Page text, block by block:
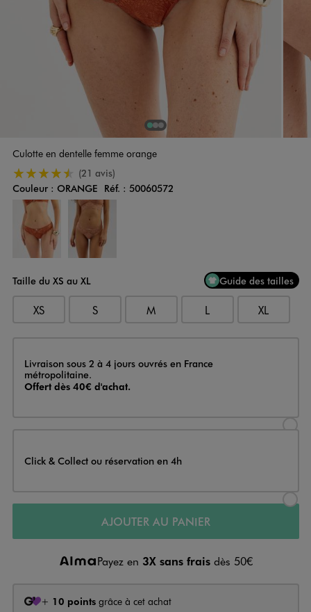
1Sur 3
2Sur 3
3 Sur 3
Culotte en dentelle femme orange
4.5/5 de moyenne
(21 avis)
Couleur
Couleur : ORANGE Réf. : 50060572
Choisissez votre Couleur
Taille du XS au XL Guide des tailles
XS S M L XL
Livraison
Livraison sous 2 à 4 jours ouvrés en France
métropolitaine.
Offert dès 40€ d'achat.
Click & Collect ou réservation en 4h
AJOUTER AU PANIER
Payez en 3X sans frais dès 50€
+ 10 points grâce à cet achat